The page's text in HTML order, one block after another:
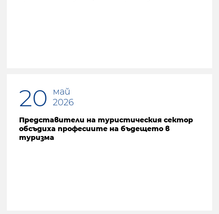
20
май
2026
Представители на туристическия сектор
обсъдиха професиите на бъдещето в
туризма